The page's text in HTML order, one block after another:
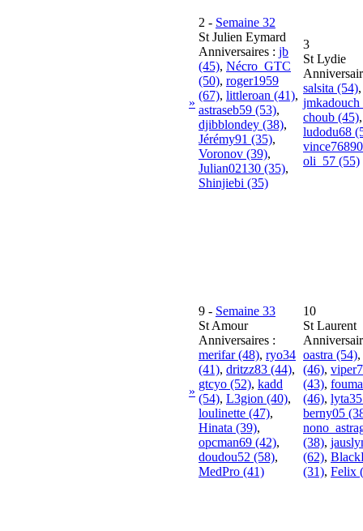
»
2 - Semaine 32
St Julien Eymard
Anniversaires : jb
(45), Nécro_GTC
(50), roger1959
(67), littleroan (41),
astraseb59 (53),
djibblondey (38),
Jérémy91 (35),
Voronov (39),
Julian02130 (35),
Shinjiebi (35)
3
St Lydie
salsita (54),
jmkadouch
choub (45),
ludodu68
oli_57 (55)
»
9 - Semaine 33
St Amour
Anniversaires :
merifar (48), ryo34
(41), dritzz83 (44),
gtcyo (52), kadd
(54), L3gion (40),
loulinette (47),
Hinata (39),
opcman69 (42),
doudou52 (58),
MedPro (41)
10
St Laurent
oastra (54),
(46),
(43),
(46),
berny05
(38),
(62),
(31), Felix